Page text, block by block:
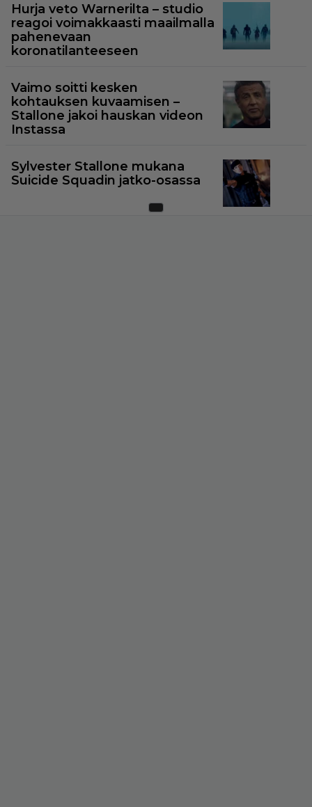
Hurja veto Warnerilta – studio
reagoi voimakkaasti maailmalla
pahenevaan
koronatilanteeseen
Vaimo soitti kesken
kohtauksen kuvaamisen –
Stallone jakoi hauskan videon
Instassa
Sylvester Stallone mukana
Suicide Squadin jatko-osassa